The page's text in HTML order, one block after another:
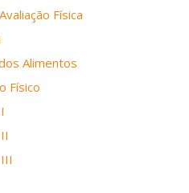
Física
Alimentos
Físico